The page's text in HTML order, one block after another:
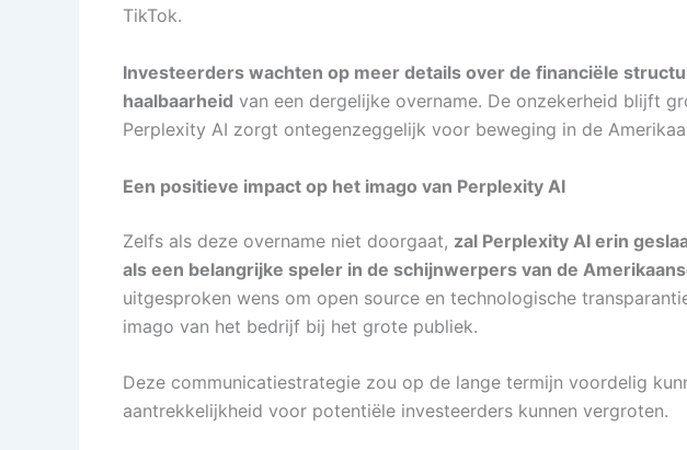
TikTok.
Investeerders wachten op meer details over de financiële
haalbaarheid van een dergelijke overname. De onzekerheid blijft
Perplexity AI zorgt ontegenzeggelijk voor beweging in de
Een positieve impact op het imago van Perplexity AI
Zelfs als deze overname niet doorgaat, zal Perplexity AI erin
als een belangrijke speler in de schijnwerpers van de
uitgesproken wens om open source en technologische
imago van het bedrijf bij het grote publiek.
Deze communicatiestrategie zou op de lange termijn voordelig
aantrekkelijkheid voor potentiële investeerders kunnen vergroten.